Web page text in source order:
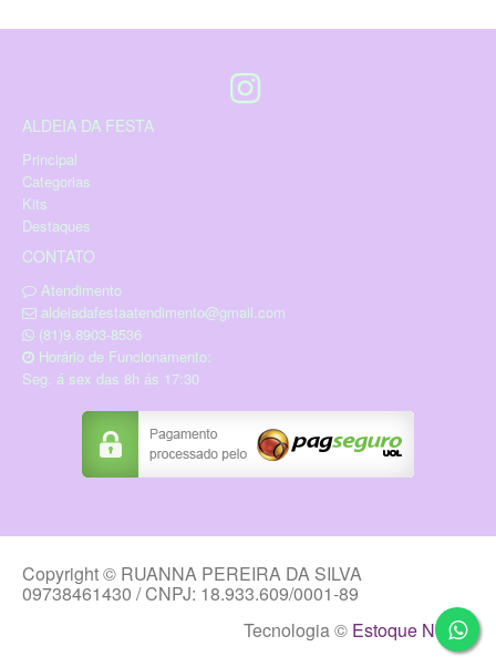
ALDEIA DA FESTA
Principal
Categorias
Kits
Destaques
CONTATO
Atendimento
aldeiadafestaatendimento@gmail.com
(81)9.8903-8536
Horário de Funcionamento:
Seg. á sex das 8h ás 17:30
Copyright © RUANNA PEREIRA DA SILVA
09738461430 / CNPJ: 18.933.609/0001-89
Tecnologia © Estoque NOW.